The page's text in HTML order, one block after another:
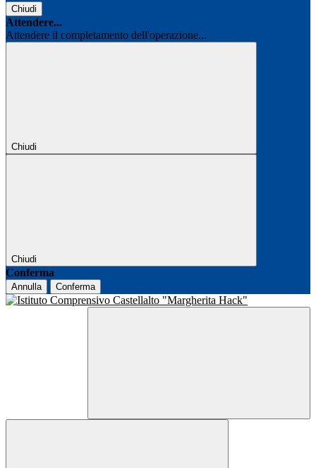
Chiudi
Attendere...
Attendere il completamento dell'operazione...
Chiudi
Chiudi
Conferma
Annulla Conferma